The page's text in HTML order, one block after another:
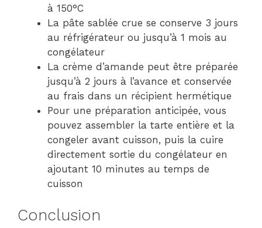
à 150°C
La pâte sablée crue se conserve 3 jours
au réfrigérateur ou jusqu’à 1 mois au
congélateur
La crème d’amande peut être préparée
jusqu’à 2 jours à l’avance et conservée
au frais dans un récipient hermétique
Pour une préparation anticipée, vous
pouvez assembler la tarte entière et la
congeler avant cuisson, puis la cuire
directement sortie du congélateur en
ajoutant 10 minutes au temps de
cuisson
Conclusion